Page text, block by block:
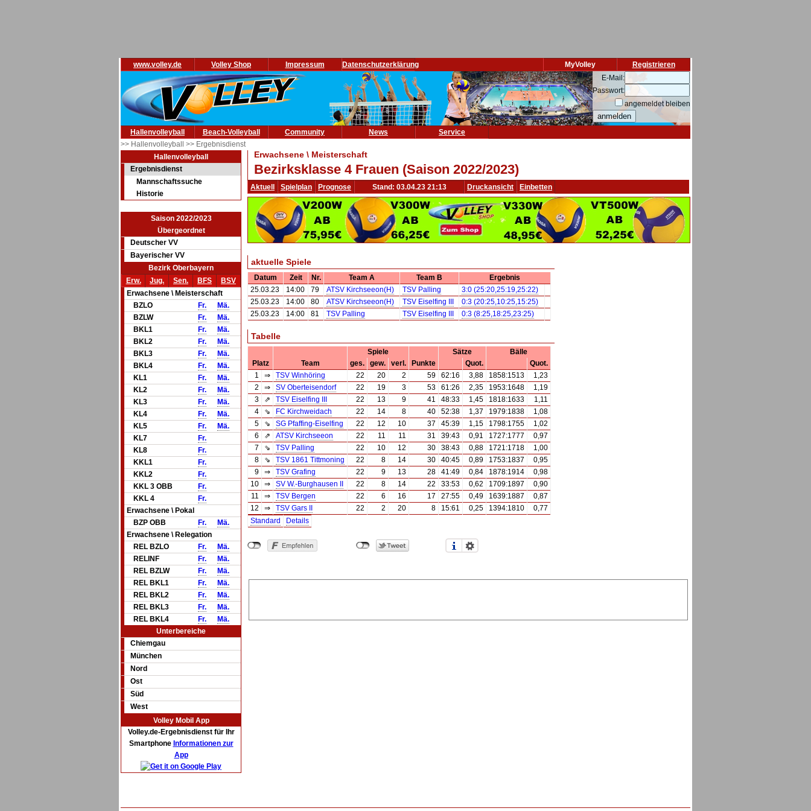
www.volley.de Volley Shop Impressum Datenschutzerklärung Registrieren
MyVolley
E-Mail:
Passwort:
angemeldet bleiben
Hallenvolleyball Beach-Volleyball Community News
Service
>> Hallenvolleyball >> Ergebnisdienst
Hallenvolleyball
Ergebnisdienst
Mannschaftssuche
Historie
Saison 2022/2023
Übergeordnet
Deutscher VV
Bayerischer VV
Bezirk Oberbayern
Erw.
Jug. Sen. BFS
BSV
Erwachsene \ Meisterschaft
BZLO
Fr.
Mä.
BZLW
Fr.
Mä.
BKL1
Fr.
Mä.
BKL2
Fr.
Mä.
BKL3
Fr.
Mä.
BKL4
Fr.
Mä.
KL1
Fr.
Mä.
KL2
Fr.
Mä.
KL3
Fr.
Mä.
KL4
Fr.
Mä.
KL5
Fr.
Mä.
KL7
Fr.
KL8
Fr.
KKL1
Fr.
KKL2
Fr.
KKL 3 OBB
Fr.
KKL 4
Fr.
Erwachsene \ Pokal
BZP OBB
Fr.
Mä.
Erwachsene \ Relegation
REL BZLO
Fr.
Mä.
RELINF
Fr.
Mä.
REL BZLW
Fr.
Mä.
REL BKL1
Fr.
Mä.
REL BKL2
Fr.
Mä.
REL BKL3
Fr.
Mä.
REL BKL4
Fr.
Mä.
Unterbereiche
Chiemgau
München
Nord
Ost
Süd
West
Volley Mobil App
Volley.de-Ergebnisdienst für Ihr
Smartphone Informationen zur
App
Erwachsene \ Meisterschaft
Bezirksklasse 4 Frauen (Saison 2022/2023)
Aktuell Spielplan Prognose Stand: 03.04.23 21:13 Druckansicht Einbetten
aktuelle Spiele
Datum Zeit Nr. Team A Team B
Ergebnis
25.03.23
14:00 79 ATSV Kirchseeon(H) TSV Palling
3:0 (25:20,25:19,25:22)
25.03.23
14:00 80 ATSV Kirchseeon(H) TSV Eiselfing III
0:3 (20:25,10:25,15:25)
25.03.23
14:00 81 TSV Palling TSV Eiselfing III 0:3 (8:25,18:25,23:25)
Tabelle
Spiele Sätze
Bälle
Platz
Team ges. gew. verl. Punkte Quot.
Quot.
1
⇒ TSV Winhöring 22 20 2 59 62:16 3,88 1858:1513
1,23
2
⇒ SV Oberteisendorf 22 19 3 53 61:26 2,35 1953:1648
1,19
3
⇗ TSV Eiselfing III 22 13 9 41 48:33 1,45 1818:1633
1,11
4
⇘ FC Kirchweidach 22 14 8 40 52:38 1,37 1979:1838
1,08
5
⇘ SG Pfaffing-Eiselfing 22 12 10 37 45:39 1,15 1798:1755
1,02
6
⇗ ATSV Kirchseeon 22 11 11 31 39:43 0,91 1727:1777
0,97
7
⇘ TSV Palling 22 10 12 30 38:43 0,88 1721:1718
1,00
8
⇘ TSV 1861 Tittmoning 22 8 14 30 40:45 0,89 1753:1837
0,95
9
⇒ TSV Grafing 22 9 13 28 41:49 0,84 1878:1914
0,98
10
⇒ SV W.-Burghausen II 22 8 14 22 33:53 0,62 1709:1897
0,90
11
⇒ TSV Bergen 22 6 16 17 27:55 0,49 1639:1887
0,87
12
⇒ TSV Gars II 22 2 20 8 15:61 0,25 1394:1810
0,77
Standard
Details